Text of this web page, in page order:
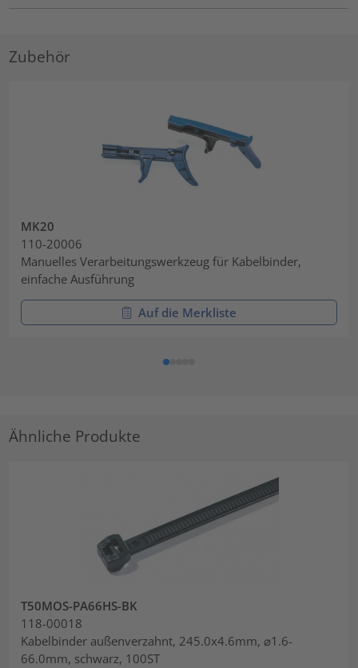
Zubehör
MK20
110-20006
Manuelles Verarbeitungswerkzeug für Kabelbinder,
einfache Ausführung
Auf die Merkliste
Ähnliche Produkte
T50MOS-PA66HS-BK
118-00018
Kabelbinder außenverzahnt, 245.0x4.6mm, ⌀1.6-
66.0mm, schwarz, 100ST